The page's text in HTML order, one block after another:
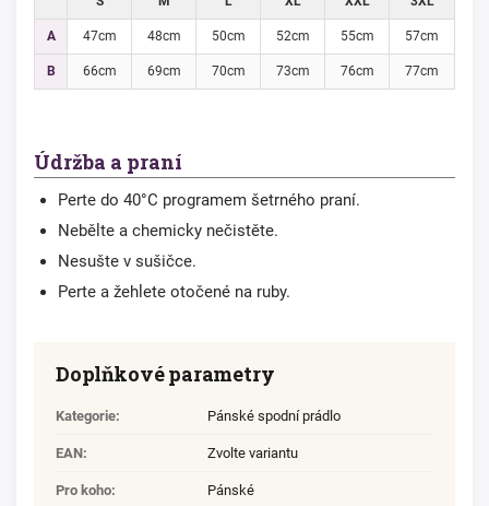
A 47cm 48cm 50cm 52cm 55cm 57cm
B 66cm 69cm 70cm 73cm 76cm 77cm
Údržba a praní
Perte do 40°C programem šetrného praní.
Nebělte a chemicky nečistěte.
Nesušte v sušičce.
Perte a žehlete otočené na ruby.
Doplňkové parametry
Kategorie: Pánské spodní prádlo
EAN: Zvolte variantu
Pro koho: Pánské